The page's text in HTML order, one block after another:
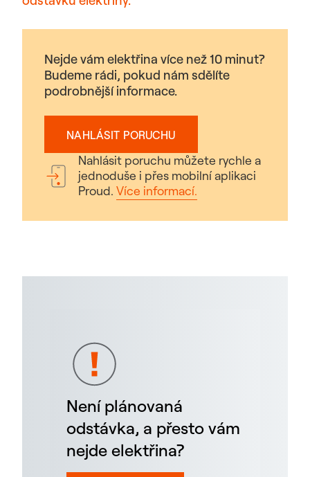
Nejde vám elektřina více než 10 minut?
Budeme rádi, pokud nám sdělíte
podrobnější informace.
NAHLÁSIT PORUCHU
Nahlásit poruchu můžete rychle a
jednoduše i přes mobilní aplikaci
Proud. Více informací.
Není plánovaná
odstávka, a přesto vám
nejde elektřina?